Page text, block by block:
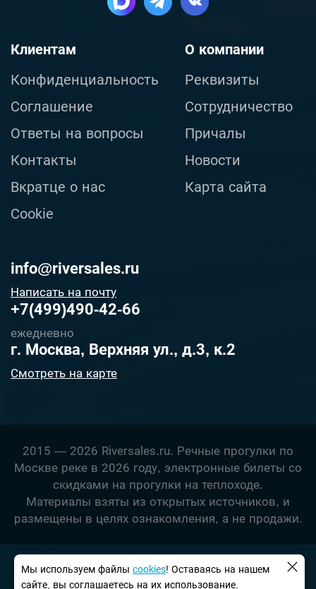
Клиентам
Конфиденциальность
Соглашение
Ответы на вопросы
Контакты
Вкратце о нас
Cookie
О компании
Реквизиты
Сотрудничество
Причалы
Новости
Карта сайта
info@riversales.ru
Написать на почту
+7(499)490-42-66
ежедневно
г. Москва, Верхняя ул., д.3, к.2
Смотреть на карте
2015 — 2026 Riversales.ru. Речные прогулки по
Москве реке в 2026 году, электронные билеты со
скидками на прогулки на теплоходе.
Материалы взяты из открытых источников, и
размещены в целях ознакомления, а не продажи.
Мы используем файлы сookies! Оставаясь на нашем
сайте, вы соглашаетесь на их использование.